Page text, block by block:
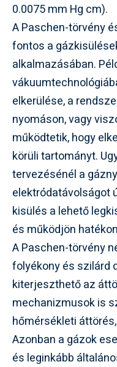
0.0075 mm Hg cm).
A Paschen-törvény
fontos a
alkalmazásában.
elkerülése, a
nyomáson, vagy
működtetik, hogy
körüli tartományt.
tervezésénél a
elektródatávolságot
kisülés a lehető
és működjön
A Paschen-törvény
folyékony és szilárd
kiterjeszthető az
mechanizmusok is
hőmérsékleti
Azonban a gázok
és leginkább